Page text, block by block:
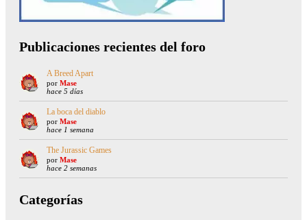
Publicaciones recientes del foro
A Breed Apart
por Mase
hace 5 días
La boca del diablo
por Mase
hace 1 semana
The Jurassic Games
por Mase
hace 2 semanas
Categorías